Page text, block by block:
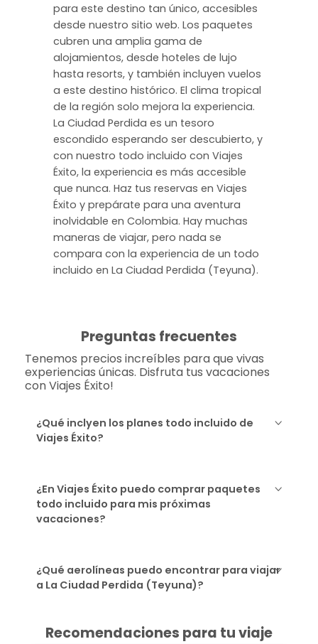
para este destino tan único, accesibles
desde nuestro sitio web. Los paquetes
cubren una amplia gama de
alojamientos, desde hoteles de lujo
hasta resorts, y también incluyen vuelos
a este destino histórico. El clima tropical
de la región solo mejora la experiencia.
La Ciudad Perdida es un tesoro
escondido esperando ser descubierto, y
con nuestro todo incluido con Viajes
Éxito, la experiencia es más accesible
que nunca. Haz tus reservas en Viajes
Éxito y prepárate para una aventura
inolvidable en Colombia. Hay muchas
maneras de viajar, pero nada se
compara con la experiencia de un todo
incluido en La Ciudad Perdida (Teyuna).
Preguntas frecuentes
Tenemos precios increíbles para que vivas
experiencias únicas. Disfruta tus vacaciones
con Viajes Éxito!
¿Qué inclyen los planes todo incluido de
Viajes Éxito?
¿En Viajes Éxito puedo comprar paquetes
todo incluido para mis próximas
vacaciones?
¿Qué aerolíneas puedo encontrar para viajar
a La Ciudad Perdida (Teyuna)?
Recomendaciones para tu viaje